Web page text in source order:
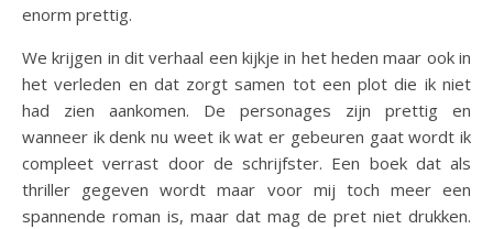
enorm prettig.
We krijgen in dit verhaal een kijkje in het heden maar ook in
het verleden en dat zorgt samen tot een plot die ik niet
had zien aankomen. De personages zijn prettig en
wanneer ik denk nu weet ik wat er gebeuren gaat wordt ik
compleet verrast door de schrijfster. Een boek dat als
thriller gegeven wordt maar voor mij toch meer een
spannende roman is, maar dat mag de pret niet drukken.